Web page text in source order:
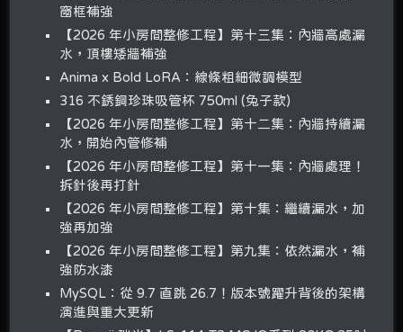
窗框補強
【2026 年小房間整修工程】第十三集：內牆高處漏
水，頂樓矮牆補強
Anima x Bold LoRA：線條粗細微調模型
316 不銹鋼珍珠吸管杯 750ml (兔子款)
【2026 年小房間整修工程】第十二集：內牆持續漏
水，開始內管修補
【2026 年小房間整修工程】第十一集：內牆處理！
拆針後再打針
【2026 年小房間整修工程】第十集：繼續漏水，加
強再加強
【2026 年小房間整修工程】第九集：依然漏水，補
強防水漆
MySQL：從 9.7 直跳 26.7！版本號躍升背後的架構
演進與重大更新